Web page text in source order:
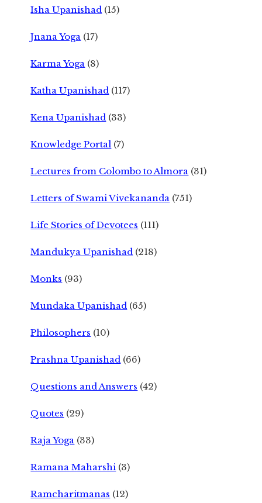
Isha Upanishad (15)
Jnana Yoga (17)
Karma Yoga (8)
Katha Upanishad (117)
Kena Upanishad (33)
Knowledge Portal (7)
Lectures from Colombo to Almora (31)
Letters of Swami Vivekananda (751)
Life Stories of Devotees (111)
Mandukya Upanishad (218)
Monks (93)
Mundaka Upanishad (65)
Philosophers (10)
Prashna Upanishad (66)
Questions and Answers (42)
Quotes (29)
Raja Yoga (33)
Ramana Maharshi (3)
Ramcharitmanas (12)